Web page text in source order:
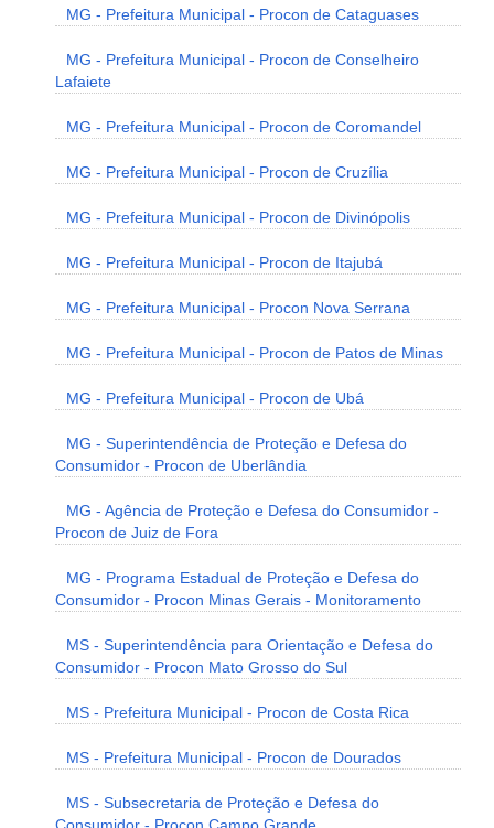
MG - Prefeitura Municipal - Procon de Cataguases
MG - Prefeitura Municipal - Procon de Conselheiro
Lafaiete
MG - Prefeitura Municipal - Procon de Coromandel
MG - Prefeitura Municipal - Procon de Cruzília
MG - Prefeitura Municipal - Procon de Divinópolis
MG - Prefeitura Municipal - Procon de Itajubá
MG - Prefeitura Municipal - Procon Nova Serrana
MG - Prefeitura Municipal - Procon de Patos de Minas
MG - Prefeitura Municipal - Procon de Ubá
MG - Superintendência de Proteção e Defesa do
Consumidor - Procon de Uberlândia
MG - Agência de Proteção e Defesa do Consumidor -
Procon de Juiz de Fora
MG - Programa Estadual de Proteção e Defesa do
Consumidor - Procon Minas Gerais - Monitoramento
MS - Superintendência para Orientação e Defesa do
Consumidor - Procon Mato Grosso do Sul
MS - Prefeitura Municipal - Procon de Costa Rica
MS - Prefeitura Municipal - Procon de Dourados
MS - Subsecretaria de Proteção e Defesa do